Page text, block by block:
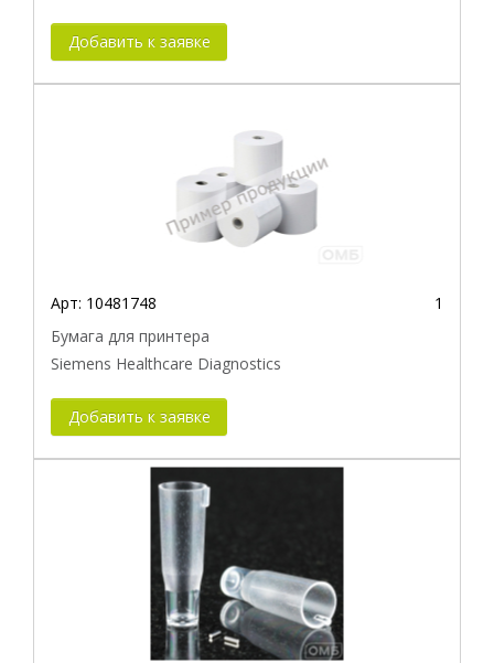
Добавить к заявке
Арт: 10481748
1
Бумага для принтера
Siemens Healthcare Diagnostics
Добавить к заявке